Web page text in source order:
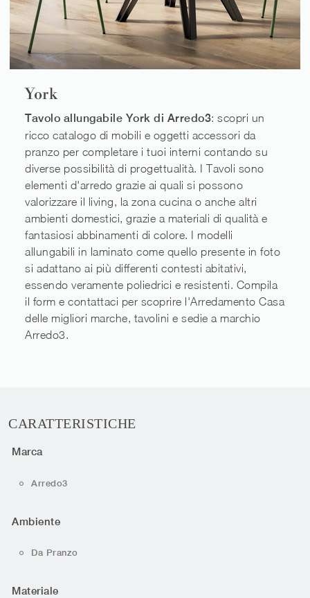
York
Tavolo allungabile York di Arredo3: scopri un
ricco catalogo di mobili e oggetti accessori da
pranzo per completare i tuoi interni contando su
diverse possibilità di progettualità. I Tavoli sono
elementi d'arredo grazie ai quali si possono
valorizzare il living, la zona cucina o anche altri
ambienti domestici, grazie a materiali di qualità e
fantasiosi abbinamenti di colore. I modelli
allungabili in laminato come quello presente in foto
si adattano ai più differenti contesti abitativi,
essendo veramente poliedrici e resistenti. Compila
il form e contattaci per scoprire l'Arredamento Casa
delle migliori marche, tavolini e sedie a marchio
Arredo3.
CARATTERISTICHE
Marca
Arredo3
Ambiente
Da Pranzo
Materiale